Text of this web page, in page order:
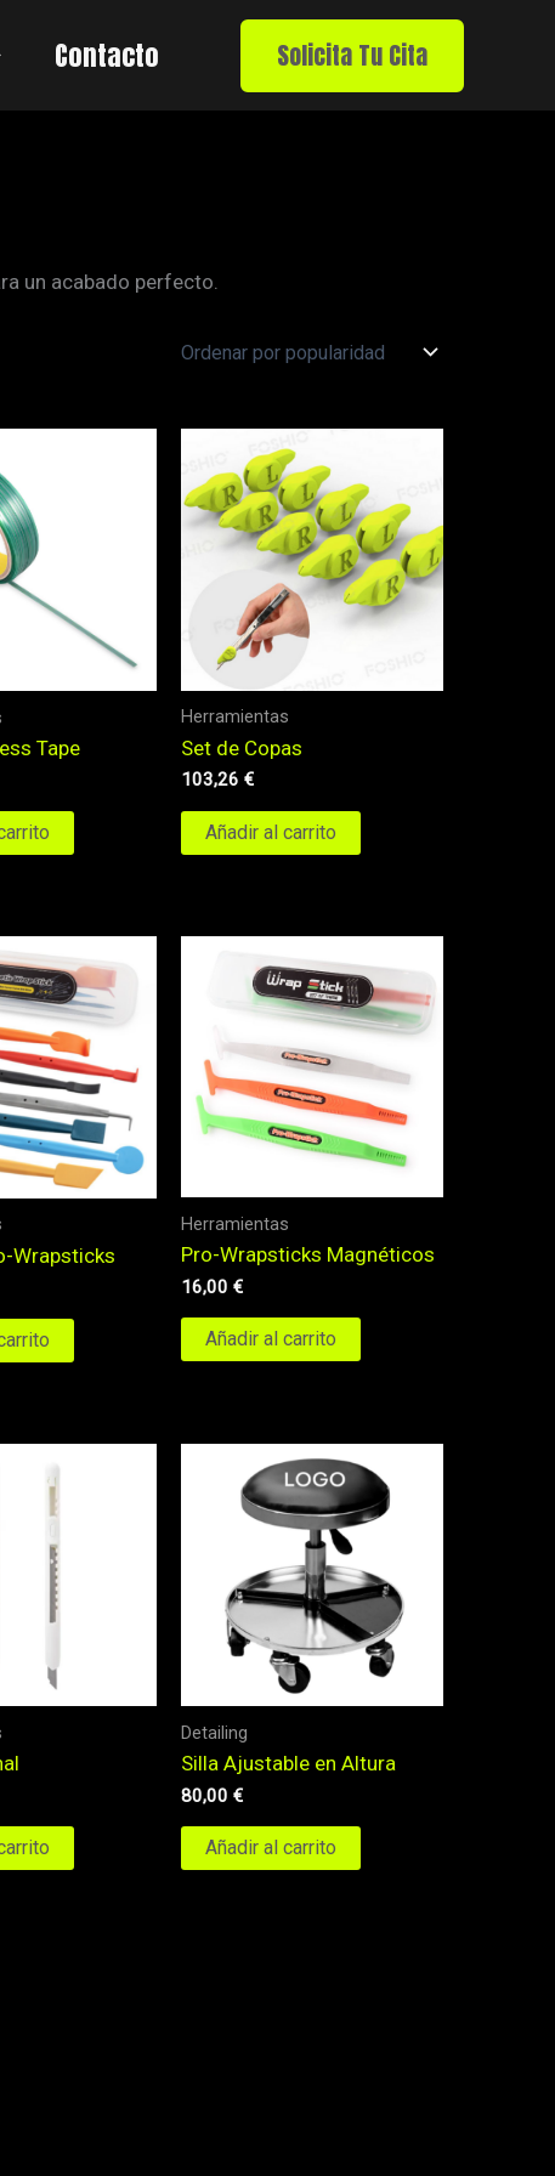
Contacto Solicita Tu Cita
un acabado perfecto.
Tape
Herramientas
Set de Copas
103,26 €
Añadir al carrito
Wrapsticks
Herramientas
Pro-Wrapsticks Magnéticos
16,00 €
Añadir al carrito
Detailing
Silla Ajustable en Altura
80,00 €
Añadir al carrito